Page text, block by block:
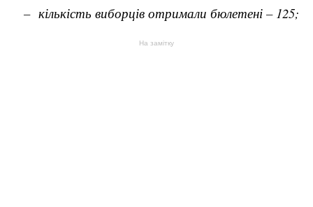
–кількість виборців отримали бюлетені – 125;
На замітку